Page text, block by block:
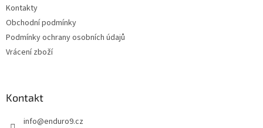
Kontakty
Obchodní podmínky
Podmínky ochrany osobních údajů
Vrácení zboží
Kontakt
info@enduro9.cz